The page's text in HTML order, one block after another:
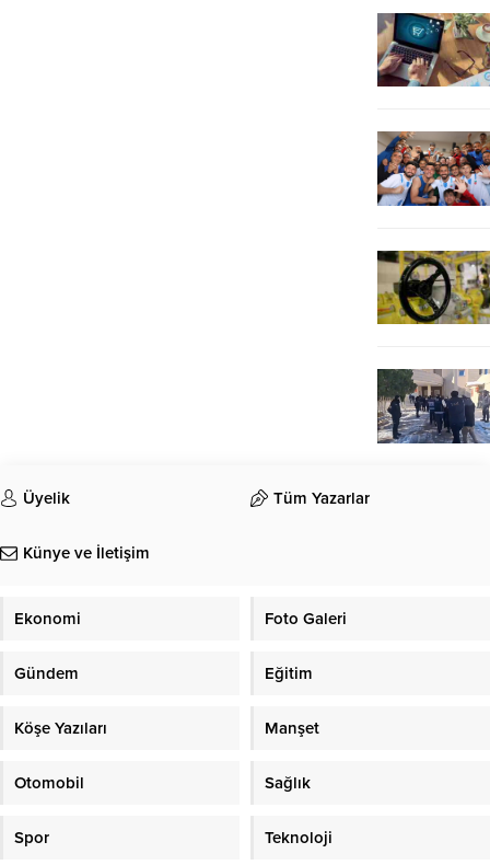
Üyelik Tüm Yazarlar
Künye ve İletişim
Ekonomi Foto Galeri
Gündem Eğitim
Köşe Yazıları Manşet
Otomobil Sağlık
Spor Teknoloji